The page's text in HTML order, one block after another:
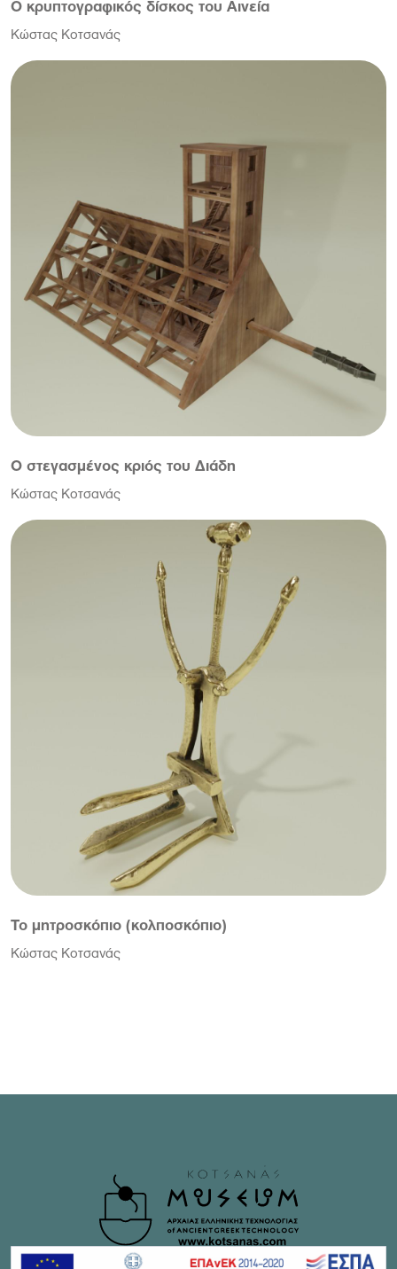
Ο κρυπτογραφικός δίσκος του Αινεία
Κώστας Κοτσανάς
Ο στεγασμένος κριός του Διάδη
Κώστας Κοτσανάς
Το μητροσκόπιο (κολποσκόπιο)
Κώστας Κοτσανάς